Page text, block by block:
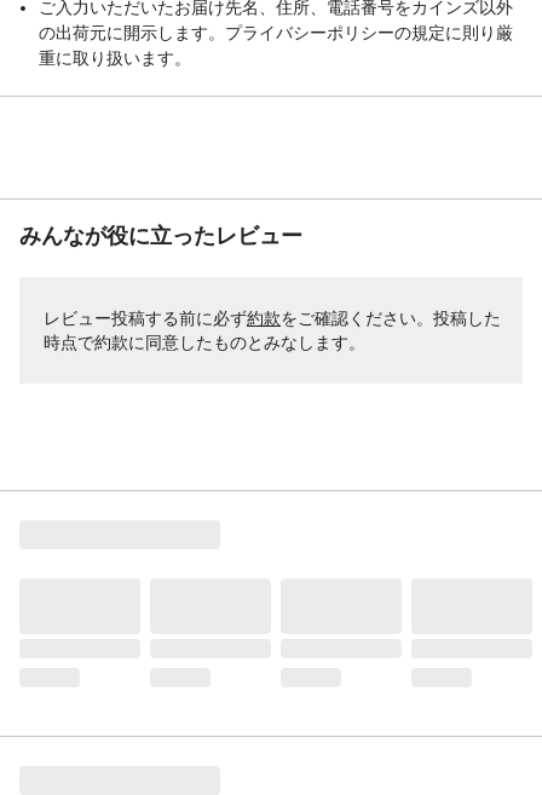
ご入力いただいたお届け先名、住所、電話番号をカインズ以外
の出荷元に開示します。プライバシーポリシーの規定に則り厳
重に取り扱います。
みんなが役に立ったレビュー
レビュー投稿する前に必ず約款をご確認ください。投稿した
時点で約款に同意したものとみなします。